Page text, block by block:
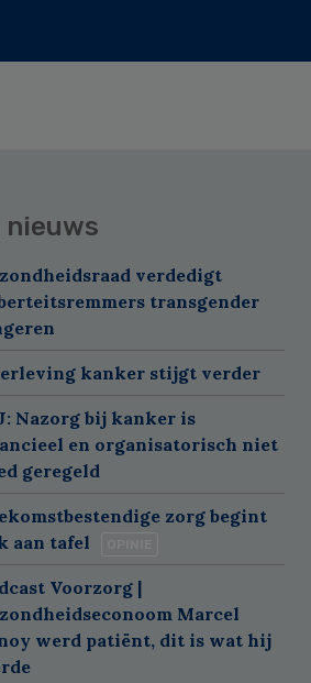
nieuws
verdedigt
transgender
kanker stijgt verder
Nazorg bij kanker is
en organisatorisch niet
geregeld
zorg begint
aan tafel
Voorzorg |
Marcel
werd patiënt, dit is wat hij